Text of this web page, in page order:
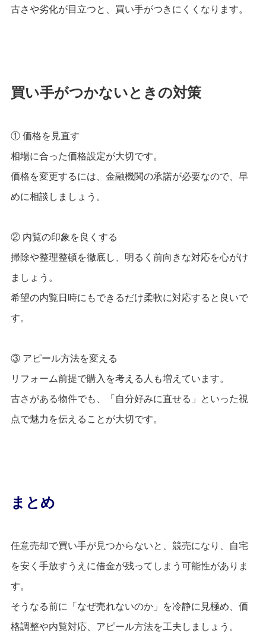
古さや劣化が目立つと、買い手がつきにくくなります。
買い手がつかないときの対策
① 価格を見直す
相場に合った価格設定が大切です。
価格を変更するには、金融機関の承諾が必要なので、早
めに相談しましょう。
② 内覧の印象を良くする
掃除や整理整頓を徹底し、明るく前向きな対応を心がけ
ましょう。
希望の内覧日時にもできるだけ柔軟に対応すると良いで
す。
③ アピール方法を変える
リフォーム前提で購入を考える人も増えています。
古さがある物件でも、「自分好みに直せる」といった視
点で魅力を伝えることが大切です。
まとめ
任意売却で買い手が見つからないと、競売になり、自宅
を安く手放すうえに借金が残ってしまう可能性がありま
す。
そうなる前に「なぜ売れないのか」を冷静に見極め、価
格調整や内覧対応、アピール方法を工夫しましょう。